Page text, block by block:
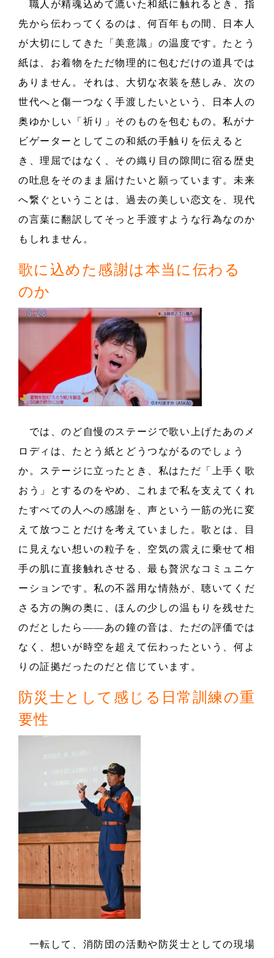
職人が精魂込めて漉いた和紙に触れるとき、指
先から伝わってくるのは、何百年もの間、日本人
が大切にしてきた「美意識」の温度です。たとう
紙は、お着物をただ物理的に包むだけの道具では
ありません。それは、大切な衣装を慈しみ、次の
世代へと傷一つなく手渡したいという、日本人の
奥ゆかしい「祈り」そのものを包むもの。私がナ
ビゲーターとしてこの和紙の手触りを伝えると
き、理屈ではなく、その織り目の隙間に宿る歴史
の吐息をそのまま届けたいと願っています。未来
へ繋ぐということは、過去の美しい恋文を、現代
の言葉に翻訳してそっと手渡すような行為なのか
もしれません。
歌に込めた感謝は本当に伝わる
のか
では、のど自慢のステージで歌い上げたあのメ
ロディは、たとう紙とどうつながるのでしょう
か。ステージに立ったとき、私はただ「上手く歌
おう」とするのをやめ、これまで私を支えてくれ
たすべての人への感謝を、声という一筋の光に変
えて放つことだけを考えていました。歌とは、目
に見えない想いの粒子を、空気の震えに乗せて相
手の肌に直接触れさせる、最も贅沢なコミュニケ
ーションです。私の不器用な情熱が、聴いてくだ
さる方の胸の奥に、ほんの少しの温もりを残せた
のだとしたら――あの鐘の音は、ただの評価では
なく、想いが時空を超えて伝わったという、何よ
りの証拠だったのだと信じています。
防災士として感じる日常訓練の重
要性
一転して、消防団の活動や防災士としての現場